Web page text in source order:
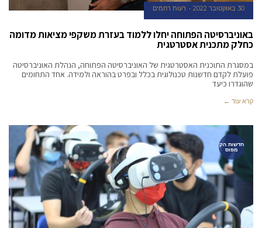
30 באוקטובר 2022 רעות רחמים
באוניברסיטה הפתוחה יחלו ללמוד בעזרת משקפי מציאות מדומה
כחלק מתכנית אסטרטגית
במסגרת התוכנית האסטרטגית של האוניברסיטה הפתוחה, הנהלת האוניברסיטה
פועלת לקדם חדשנות טכנולוגית בכלל ובפרט בהוראה ולמידה. אחד התחומים
שהוגדרו כיעד
קרא עוד ←
חדשות הק
מפוס